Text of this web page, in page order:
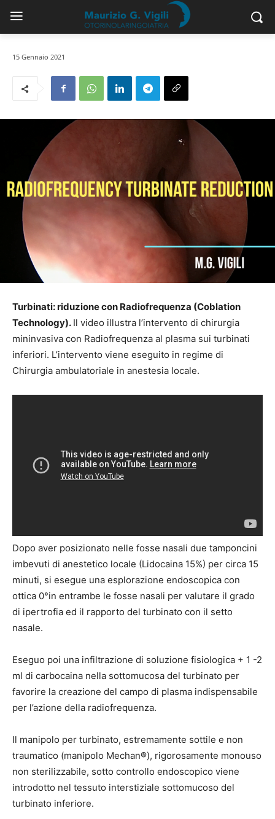
15 Gennaio 2021
Turbinati: riduzione con Radiofrequenza (Coblation
Technology). Il video illustra l’intervento di chirurgia
mininvasiva con Radiofrequenza al plasma sui turbinati
inferiori. L’intervento viene eseguito in regime di
Chirurgia ambulatoriale in anestesia locale.
Dopo aver posizionato nelle fosse nasali due tamponcini
imbevuti di anestetico locale (Lidocaina 15%) per circa 15
minuti, si esegue una esplorazione endoscopica con
ottica 0°in entrambe le fosse nasali per valutare il grado
di ipertrofia ed il rapporto del turbinato con il setto
nasale.
Eseguo poi una infiltrazione di soluzione fisiologica + 1 -2
ml di carbocaina nella sottomucosa del turbinato per
favorire la creazione del campo di plasma indispensabile
per l’azione della radiofrequenza.
Il manipolo per turbinato, estremamente sottile e non
traumatico (manipolo Mechan®), rigorosamente monouso
non sterilizzabile, sotto controllo endoscopico viene
introdotto nel tessuto interstiziale sottomucoso del
turbinato inferiore.